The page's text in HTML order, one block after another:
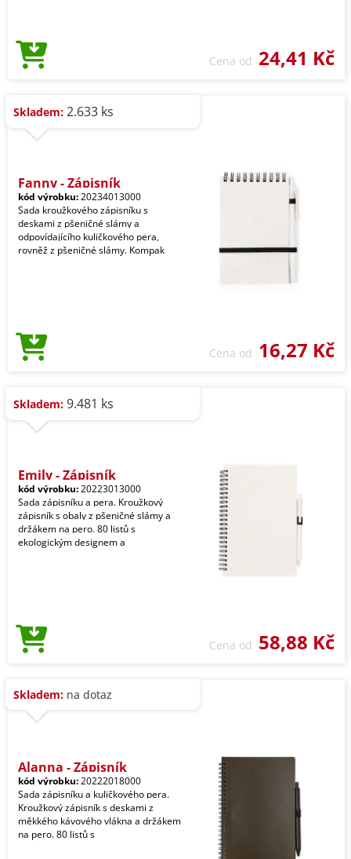
Cena od 24,41 Kč
Skladem: 2.633 ks
Fanny - Zápisník
kód výrobku:20234013000
Sada kroužkového zápisníku s
deskami z pšeničné slámy a
odpovídajícího kuličkového pera,
rovněž z pšeničné slámy. Kompak
Cena od 16,27 Kč
Skladem: 9.481 ks
Emily - Zápisník
kód výrobku:20223013000
Sada zápisníku a pera. Kroužkový
zápisník s obaly z pšeničné slámy a
držákem na pero. 80 listů s
ekologickým designem a
Cena od 58,88 Kč
Skladem: na dotaz
Alanna - Zápisník
kód výrobku:20222018000
Sada zápisníku a kuličkového pera.
Kroužkový zápisník s deskami z
měkkého kávového vlákna a držákem
na pero. 80 listů s